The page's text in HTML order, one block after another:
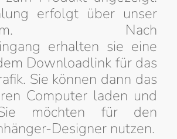
erfolgt über unser
Nach
erhalten sie eine
Downloadlink für das
Sie können dann das
Computer laden und
möchten für den
Designer nutzen.